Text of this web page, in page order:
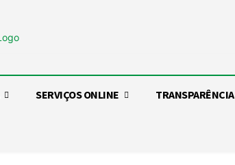
SERVIÇOS ONLINE TRANSPARÊNCIA